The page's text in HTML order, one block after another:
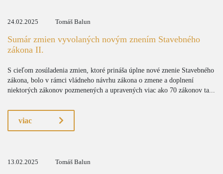
24.02.2025 Tomáš Balun
Sumár zmien vyvolaných novým znením Stavebného
zákona II.
S cieľom zosúladenia zmien, ktoré prináša úplne nové znenie Stavebného
zákona, bolo v rámci vládneho návrhu zákona o zmene a doplnení
niektorých zákonov pozmenených a upravených viac ako 70 zákonov ta...
viac
13.02.2025 Tomáš Balun